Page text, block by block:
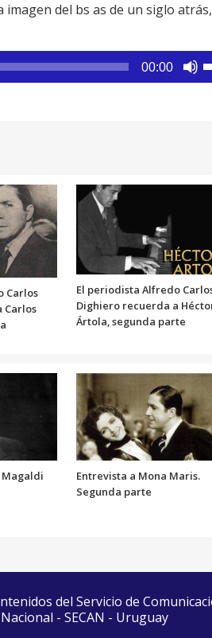
del bs as de un siglo
00:00
el
Carlos
Carlos
El periodista Alfredo
Dighiero recuerda a
Ártola, segunda parte
Magaldi
Entrevista a Mona Maris.
Segunda parte
del Servicio de
- SECAN - Uruguay